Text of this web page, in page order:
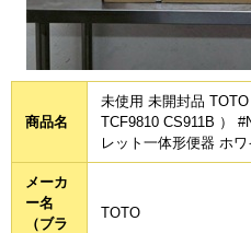
商品名
未使用 未開封品
TCF9810 CS911B ）
レット一体形便器 ホ
メーカ
ー名
（ブラ
TOTO